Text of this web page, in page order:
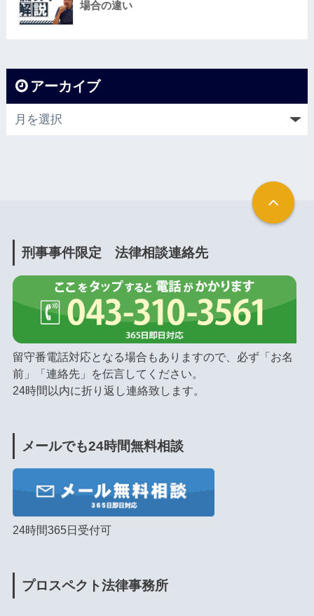
場合の違い
アーカイブ
刑事事件限定 法律相談連絡先
留守番電話対応となる場合もありますので、必ず「お名
前」「連絡先」を伝言してください。
24時間以内に折り返し連絡致します。
メールでも24時間無料相談
24時間365日受付可
プロスペクト法律事務所